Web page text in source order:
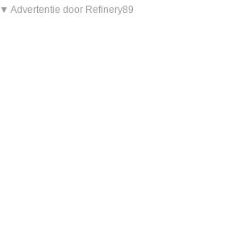
▼ Advertentie door Refinery89